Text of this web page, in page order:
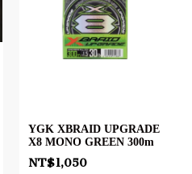
YGK XBRAID UPGRADE
X8 MONO GREEN 300m
NT$1,050